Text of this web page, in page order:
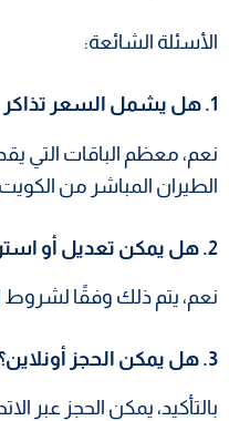
الأسئلة الشائعة:
1. هل يشمل السعر تذاكر الطيران؟
نعم، معظم الباقات
الطيران المباشر من
2. هل يمكن تعديل أو استرجاع الحجز؟
نعم، يتم ذلك وفقًا لشروط
3. هل يمكن الحجز أونلاين؟
بالتأكيد، يمكن الحجز عبر